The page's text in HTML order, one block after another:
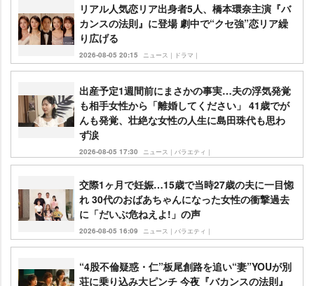
リアル人気恋リア出身者5人、橋本環奈主演『バ
カンスの法則』に登場 劇中で“クセ強”恋リア繰
り広げる
2026-08-05 20:15 ニュース｜ドラマ｜
出産予定1週間前にまさかの事実…夫の浮気発覚
も相手女性から「離婚してください」 41歳でが
んも発覚、壮絶な女性の人生に島田珠代も思わ
ず涙
2026-08-05 17:30 ニュース｜バラエティ｜
交際1ヶ月で妊娠…15歳で当時27歳の夫に一目惚
れ 30代のおばあちゃんになった女性の衝撃過去
に「だいぶ危ねえよ!」の声
2026-08-05 16:09 ニュース｜バラエティ｜
“4股不倫疑惑・仁”板尾創路を追い“妻”YOUが別
荘に乗り込み大ピンチ 今夜『バカンスの法則』